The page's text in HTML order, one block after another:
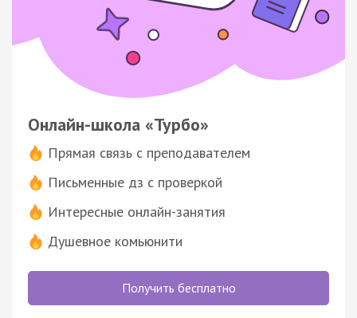
Онлайн-школа «Турбо»
Прямая связь с преподавателем
Письменные дз с проверкой
Интересные онлайн-занятия
Душевное комьюнити
Получить бесплатно